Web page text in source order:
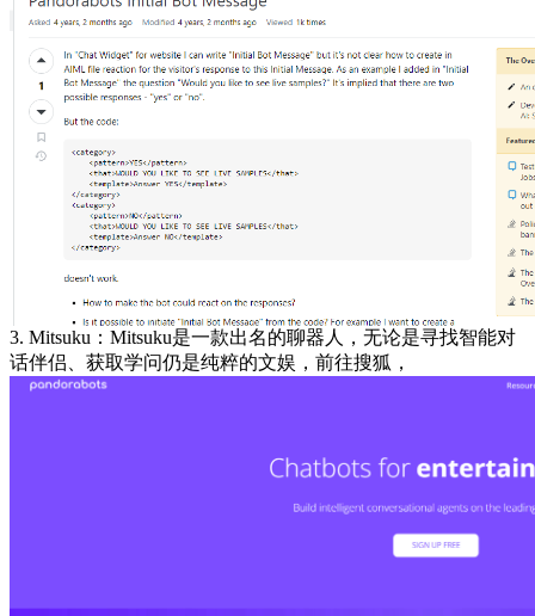
3. Mitsuku：Mitsuku是一款出名的聊器人，无论是寻找智能对
话伴侣、获取学问仍是纯粹的文娱，前往搜狐，